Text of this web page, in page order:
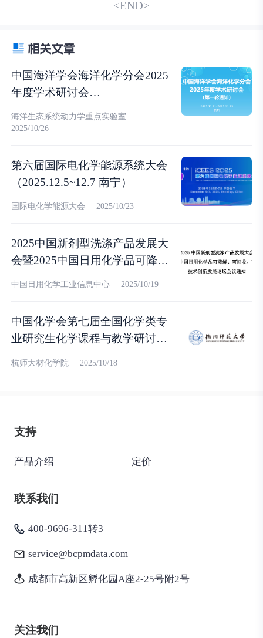
<END>
中国海洋学会海洋化学分会2025
年度学术研讨会
（2025.11.21~11.23 杭州）
海洋生态系统动力学重点实验室
2025/10/26
第六届国际电化学能源系统大会
（2025.12.5~12.7 南宁）
国际电化学能源大会 2025/10/23
2025中国新剂型洗涤产品发展大
会暨2025中国日用化学品可降
解、可回收、可再生技术创新发
中国日用化学工业信息中心 2025/10/19
中国化学会第七届全国化学类专
业研究生化学课程与教学研讨会
杭师大材化学院 2025/10/18
支持
产品介绍 定价
联系我们
400-9696-311转3
service@bcpmdata.com
成都市高新区孵化园A座2-25号附2号
关注我们